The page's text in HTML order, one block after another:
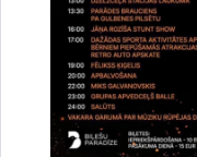
Sīkdatnes
Tīmekļvietņu
to brīdinot